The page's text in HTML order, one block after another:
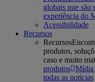
globais que são
experiência do
Acessibilidade
Recursos
Recursos
produtos,
caso e muito
produtos Mídia
todas as notícias